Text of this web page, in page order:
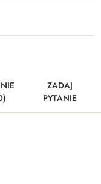
ZADAJ
PYTANIE